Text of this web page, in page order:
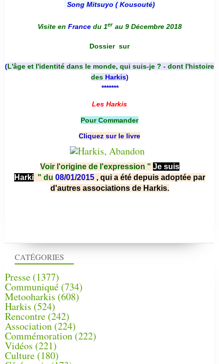
CATÉGORIES
Presse (1377)
Communiqué (734)
Metooharkis (608)
Harkis (524)
Rencontre (242)
Association (224)
Commémoration(222)
Vidéos (221)
Culture(180)
Song Mitsuyo ( Kousouté)
Visite en France du 1er au 9 Décembre 2018
Dossier sur
(L'âge et l'identité dans le monde, qui suis-je ? - dont l'histoire
des Harkis)
*******
Les Harkis
Pour Commander
Cliquez sur le livre
Voir l'origine de l'expression " Je suis
Harki " du 08/01/2015 , qui a été depuis adoptée par
d'autres associations de Harkis.